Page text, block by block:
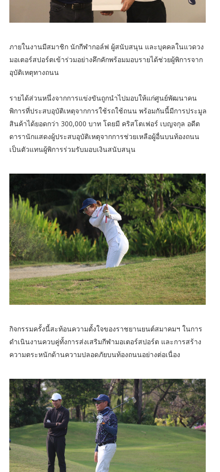
ภายในงานมีสมาชิก นักกีฬากอล์ฟ ผู้สนับสนุน และบุคคลในแวดวง
มอเตอร์สปอร์ตเข้าร่วมอย่างคึกคักพร้อมมอบรายได้ช่วยผู้พิการจาก
อุบัติเหตุทางถนน
รายได้ส่วนหนึ่งจากการแข่งขันถูกนำไปมอบให้แก่ศูนย์พัฒนาคน
พิการที่ประสบอุบัติเหตุจากการใช้รถใช้ถนน ​พร้อมกันนี้มีการประมูล
สินค้า​ได้ยอดกว่า 300,000 บาท​ โดยมี คริสโตเฟอร์ เบญจกุล อดีต
ดารานักแสดงผู้ประสบอุบัติเหตุจากการช่วยเหลือผู้อื่นบนท้องถนน
เป็นตัวแทนผู้พิการร่วมรับมอบเงินสนับสนุน
กิจกรรมครั้งนี้สะท้อนความตั้งใจของราชยานยนต์สมาคมฯ ในการ
ดำเนินงานควบคู่ทั้งการส่งเสริมกีฬามอเตอร์สปอร์ต และการสร้าง
ความตระหนักด้านความปลอดภัยบนท้องถนนอย่างต่อเนื่อง